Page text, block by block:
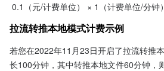
0.1（元/计费单位） × 1（计费单位/分钟
拉流转推本地模式计费示例
若您在2022年11月23日开启了拉流转推
长100分钟，其中转推本地文件60分钟，